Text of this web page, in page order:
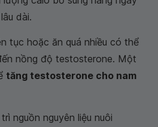
dài.
tục hoặc ăn quá nhiều có thể
nồng độ testosterone. Một
tăng testosterone cho nam
nguồn nguyên liệu nuôi